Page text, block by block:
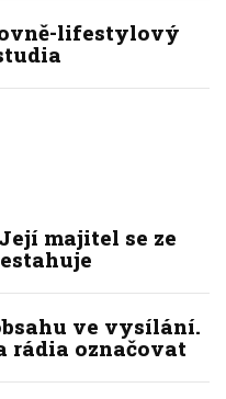
lifestylový
majitel se ze
ve vysílání.
rádia označovat